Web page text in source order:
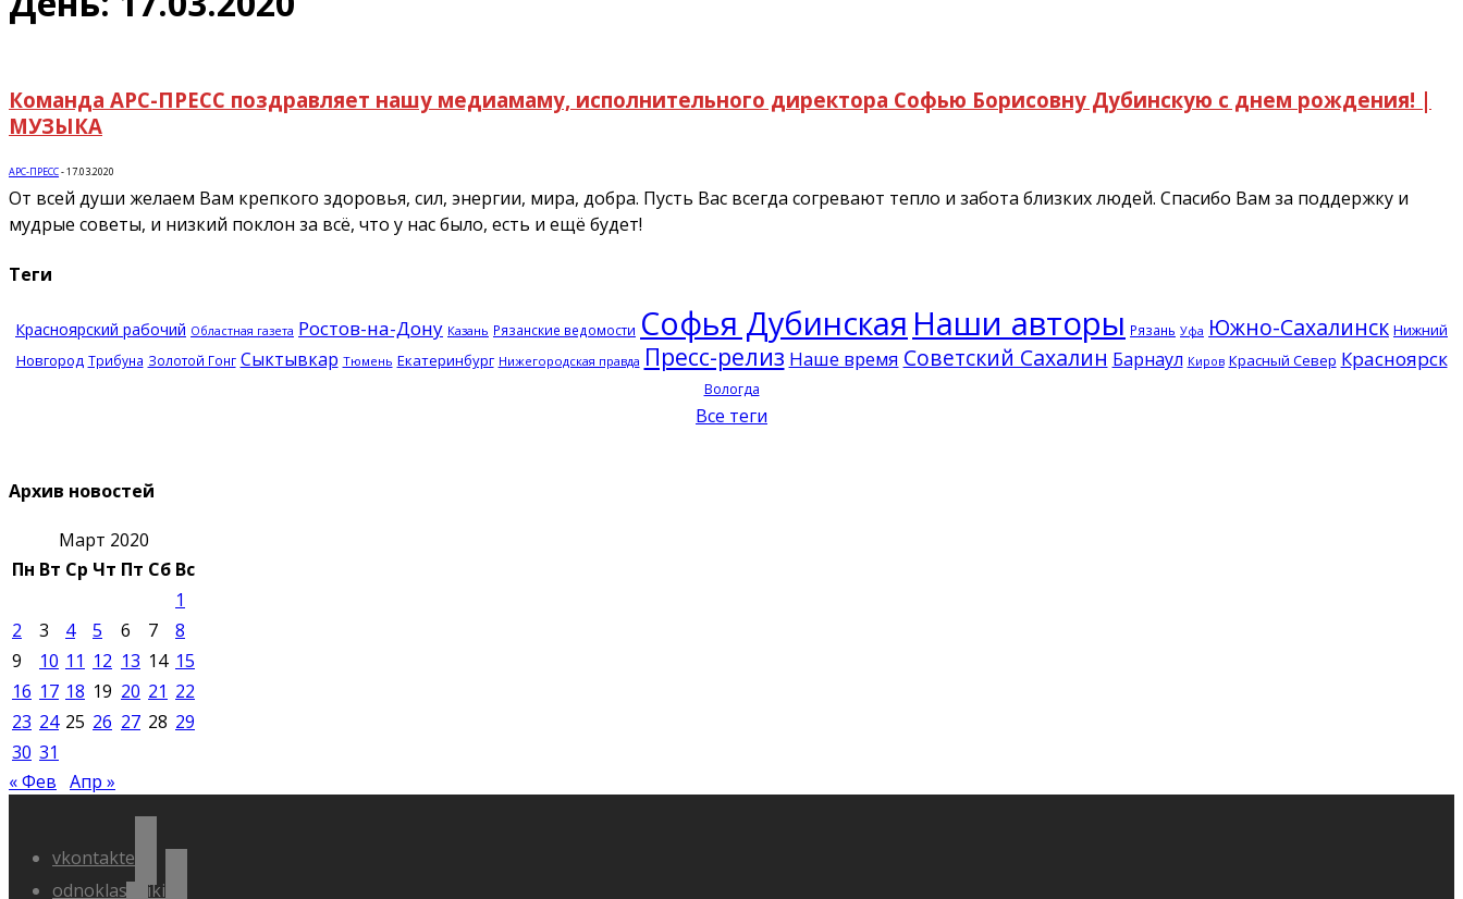
Команда АРС-ПРЕСС поздравляет нашу медиамаму, исполнительного директора Софью Борисовну Дубинскую с днем рождения! |
МУЗЫКА
АРС-ПРЕСС-17.03.2020
От всей души желаем Вам крепкого здоровья, сил, энергии, мира, добра. Пусть Вас всегда согревают тепло и забота близких людей. Спасибо Вам за поддержку и
мудрые советы, и низкий поклон за всё, что у нас было, есть и ещё будет!
Теги
Красноярский рабочий Областная газета Ростов-на-Дону Казань Рязанские ведомости Софья Дубинская Наши авторы Рязань Уфа Южно-Сахалинск Нижний
Новгород Трибуна Золотой Гонг Сыктывкар Тюмень Екатеринбург Нижегородская правда Пресс-релиз Наше время Советский Сахалин Барнаул Киров Красный Север Красноярск
Вологда
Все теги
Архив новостей
Март 2020
Пн Вт Ср Чт Пт Сб Вс
1
2
3 4 5 6 7
8
9
10 11 12 13 14 15
16 17 18 19 20 21 22
23 24 25 26 27 28 29
30 31
« Фев Апр »
vkontakte
odnoklassniki